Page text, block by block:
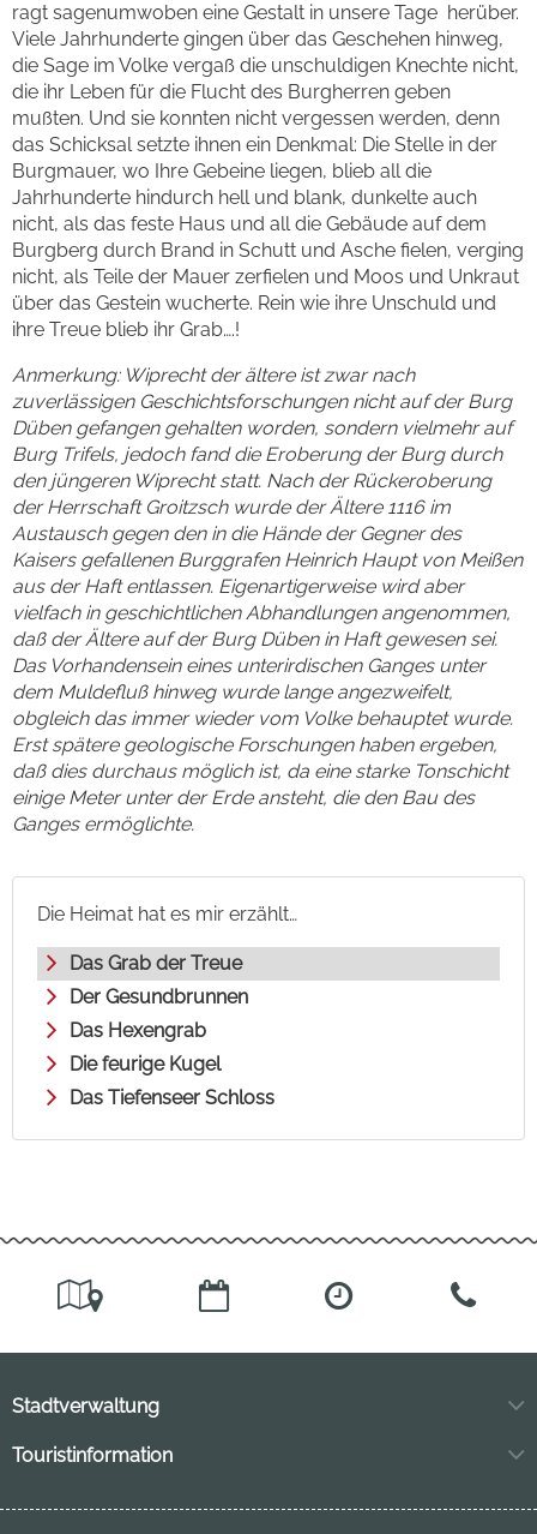
ragt sagenumwoben eine Gestalt in unsere Tage herüber.
Viele Jahrhunderte gingen über das Geschehen hinweg,
die Sage im Volke vergaß die unschuldigen Knechte nicht,
die ihr Leben für die Flucht des Burgherren geben
mußten. Und sie konnten nicht vergessen werden, denn
das Schicksal setzte ihnen ein Denkmal: Die Stelle in der
Burgmauer, wo Ihre Gebeine liegen, blieb all die
Jahrhunderte hindurch hell und blank, dunkelte auch
nicht, als das feste Haus und all die Gebäude auf dem
Burgberg durch Brand in Schutt und Asche fielen, verging
nicht, als Teile der Mauer zerfielen und Moos und Unkraut
über das Gestein wucherte. Rein wie ihre Unschuld und
ihre Treue blieb ihr Grab….!
Anmerkung: Wiprecht der ältere ist zwar nach
zuverlässigen Geschichtsforschungen nicht auf der Burg
Düben gefangen gehalten worden, sondern vielmehr auf
Burg Trifels, jedoch fand die Eroberung der Burg durch
den jüngeren Wiprecht statt. Nach der Rückeroberung
der Herrschaft Groitzsch wurde der Ältere 1116 im
Austausch gegen den in die Hände der Gegner des
Kaisers gefallenen Burggrafen Heinrich Haupt von Meißen
aus der Haft entlassen. Eigenartigerweise wird aber
vielfach in geschichtlichen Abhandlungen angenommen,
daß der Ältere auf der Burg Düben in Haft gewesen sei.
Das Vorhandensein eines unterirdischen Ganges unter
dem Muldefluß hinweg wurde lange angezweifelt,
obgleich das immer wieder vom Volke behauptet wurde.
Erst spätere geologische Forschungen haben ergeben,
daß dies durchaus möglich ist, da eine starke Tonschicht
einige Meter unter der Erde ansteht, die den Bau des
Ganges ermöglichte.
Die Heimat hat es mir erzählt…
Das Grab der Treue
Der Gesundbrunnen
Das Hexengrab
Die feurige Kugel
Das Tiefenseer Schloss
Stadtverwaltung
Markt 11
Touristinformation
Neuhofstraße 3